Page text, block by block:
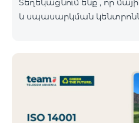
և սպասարկման
Բնականուն գրաֆիկը
գրաֆիկը Երևան Կիլիկիա 09:00-18:00 09:00-17:00
Երևան Անդրանիկ 09:00-18:00
ՀԱԹ 09:00-20:00 09:00-17:00 Երևան